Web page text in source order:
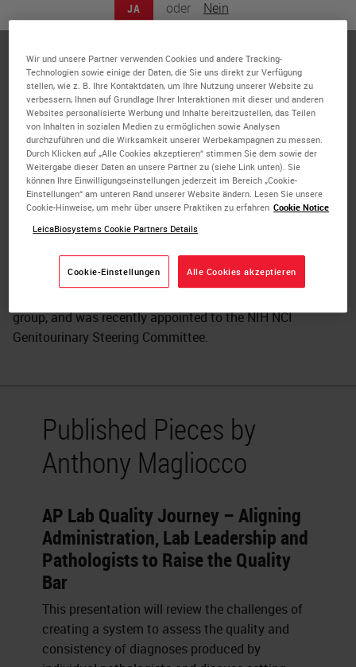
JA oder Nein
Dr. Anthony Magliocco is a Senior Member and Chair,
Center as well as Executive Director of Esoteric
Laboratory Services and the Morsani Molecular
Diagnostic Laboratory, and Scientific Director of the
Moffitt Tissue Core. He is Board Certified in Anatomic
pathology and completed a fellowship at the Fox Cancer
Center and residency at the University of Calgary. He
earned his medical degree at the University of Alberta in
Edmonton Alberta Canada. Dr. Magliocco has
subspecialty expertise in breast, gynecological and
molecular pathology and research interests in the areas of
molecular predictive markers, digital analytical
microscopy, and personalized medicine. He is also co-
group, and was recently appointed to the NIH NCI
Genitourinary Steering Committee.
Published Pieces by
Anthony Magliocco
AP Lab Quality Journey – Aligning
Administration, Lab Leadership and
Pathologists to Raise the Quality
Bar
This presentation will review the challenges of
creating a system to assess the quality and
consistency of diagnoses produced by
Wir und unsere Partner verwenden Cookies und andere Tracking-
Technologien sowie einige der Daten, die Sie uns direkt zur Verfügung
stellen, wie z. B. Ihre Kontaktdaten, um Ihre Nutzung unserer Website zu
verbessern, Ihnen auf Grundlage Ihrer Interaktionen mit dieser und anderen
Websites personalisierte Werbung und Inhalte bereitzustellen, das Teilen
von Inhalten in sozialen Medien zu ermöglichen sowie Analysen
durchzuführen und die Wirksamkeit unserer Werbekampagnen zu messen.
Durch Klicken auf „Alle Cookies akzeptieren“ stimmen Sie dem sowie der
Weitergabe dieser Daten an unsere Partner zu (siehe Link unten). Sie
können Ihre Einwilligungseinstellungen jederzeit im Bereich „Cookie-
Einstellungen“ am unteren Rand unserer Website ändern. Lesen Sie unsere
Cookie-Hinweise, um mehr über unsere Praktiken zu erfahren Cookie Notice
LeicaBiosystems Cookie Partners Details
Cookie-Einstellungen Alle Cookies akzeptieren